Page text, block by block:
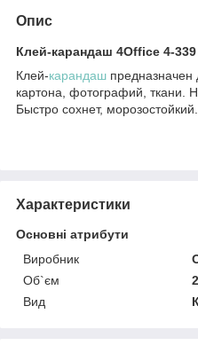
Опис
Клей-карандаш 4Office 4-339
Клей-карандаш предназначен
картона, фотографий, ткани.
Быстро сохнет, морозостойкий.
Характеристики
Основні атрибути
Виробник
Об`єм
Вид